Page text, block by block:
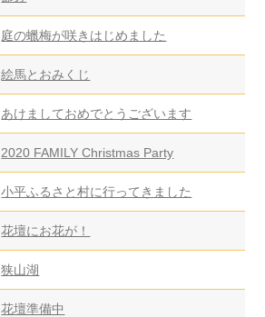
庭の蠟梅が咲きはじめました
絵馬とおみくじ
あけましておめでとうございます
2020 FAMILY Christmas Party
小平ふるさと村に行ってきました
花壇にお花が！
狭山湖
花壇準備中